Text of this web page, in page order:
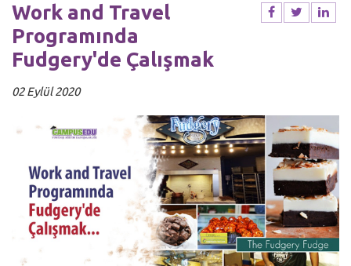
Work and Travel
Programında
Fudgery'de Çalışmak
02 Eylül 2020